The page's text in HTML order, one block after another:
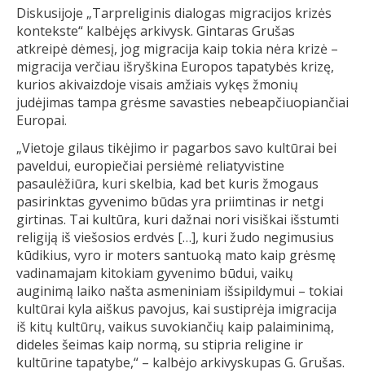
Diskusijoje „Tarpreliginis dialogas migracijos krizės
kontekste“ kalbėjęs arkivysk. Gintaras Grušas
atkreipė dėmesį, jog migracija kaip tokia nėra krizė –
migracija verčiau išryškina Europos tapatybės krizę,
kurios akivaizdoje visais amžiais vykęs žmonių
judėjimas tampa grėsme savasties nebeapčiuopiančiai
Europai.
„Vietoje gilaus tikėjimo ir pagarbos savo kultūrai bei
paveldui, europiečiai persiėmė reliatyvistine
pasaulėžiūra, kuri skelbia, kad bet kuris žmogaus
pasirinktas gyvenimo būdas yra priimtinas ir netgi
girtinas. Tai kultūra, kuri dažnai nori visiškai išstumti
religiją iš viešosios erdvės […], kuri žudo negimusius
kūdikius, vyro ir moters santuoką mato kaip grėsmę
vadinamajam kitokiam gyvenimo būdui, vaikų
auginimą laiko našta asmeniniam išsipildymui – tokiai
kultūrai kyla aiškus pavojus, kai sustiprėja imigracija
iš kitų kultūrų, vaikus suvokiančių kaip palaiminimą,
dideles šeimas kaip normą, su stipria religine ir
kultūrine tapatybe,“ – kalbėjo arkivyskupas G. Grušas.